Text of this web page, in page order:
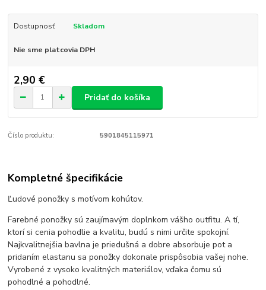
Dostupnosť Skladom
Nie sme platcovia DPH
2,90 €
Pridať do košíka
Číslo produktu: 5901845115971
Kompletné špecifikácie
Ľudové ponožky s motívom kohútov.
Farebné ponožky sú zaujímavým doplnkom vášho outfitu. A tí,
ktorí si cenia pohodlie a kvalitu, budú s nimi určite spokojní.
Najkvalitnejšia bavlna je priedušná a dobre absorbuje pot a
pridaním elastanu sa ponožky dokonale prispôsobia vašej nohe.
Vyrobené z vysoko kvalitných materiálov, vďaka čomu sú
pohodlné a pohodlné.